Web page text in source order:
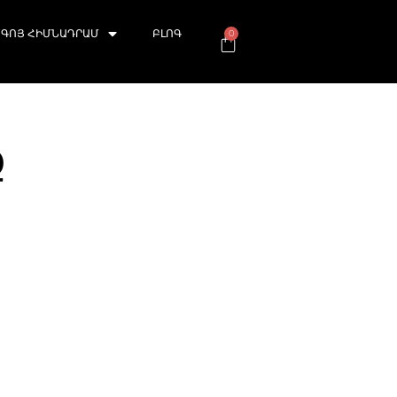
ԳՈՅ ՀԻՄՆԱԴՐԱՄ
ԲԼՈԳ
0